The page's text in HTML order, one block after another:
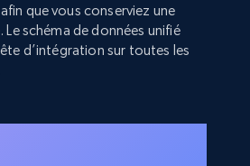
que vous conserviez une
schéma de données unifié
d’intégration sur toutes les